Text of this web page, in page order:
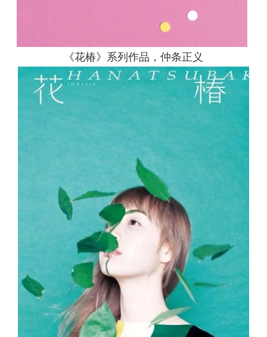
《花椿》系列作品，仲条正义